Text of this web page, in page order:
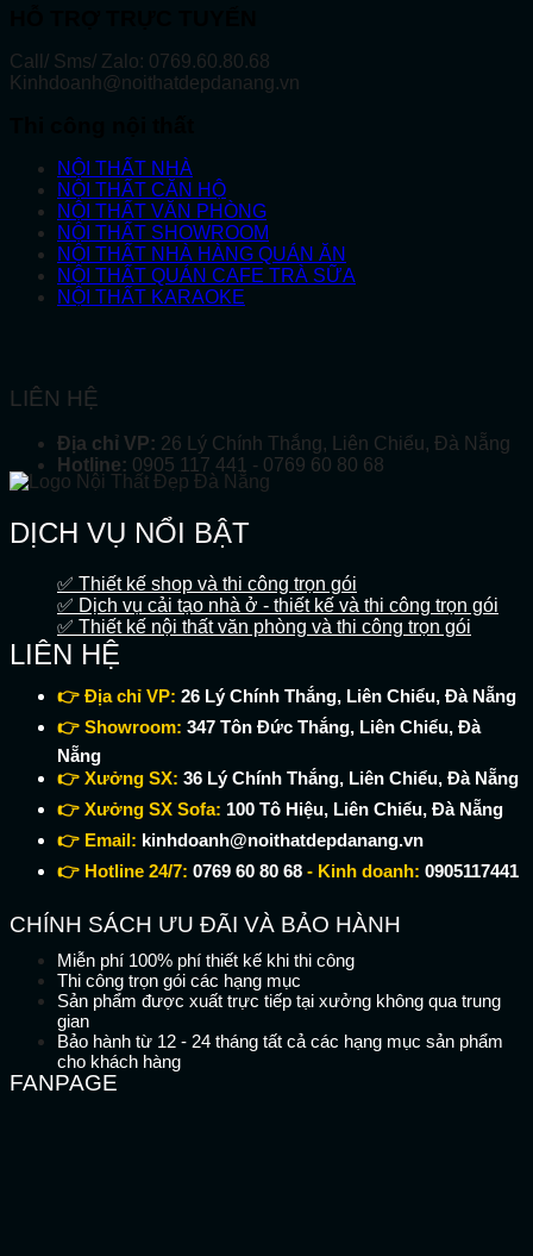
Call/ Sms/ Zalo: 0769.60.80.68
Kinhdoanh@noithatdepdanang.vn
NỘI THẤT NHÀ
NỘI THẤT CĂN HỘ
NỘI THẤT VĂN PHÒNG
NỘI THẤT SHOWROOM
NỘI THẤT NHÀ HÀNG QUÁN ĂN
NỘI THẤT QUÁN CAFE TRÀ SỮA
NỘI THẤT KARAOKE
LIÊN HỆ
Địa chỉ VP: 26 Lý Chính Thắng, Liên Chiểu, Đà Nẵng
Hotline: 0905 117 441 - 0769 60 80 68
DỊCH VỤ NỔI BẬT
✅ Thiết kế shop và thi công trọn gói
✅ Dịch vụ cải tạo nhà ở - thiết kế và thi công trọn gói
✅ Thiết kế nội thất văn phòng và thi công trọn gói
LIÊN HỆ
👉 Địa chỉ VP: 26 Lý Chính Thắng, Liên Chiểu, Đà Nẵng
👉 Showroom: 347 Tôn Đức Thắng, Liên Chiểu, Đà
Nẵng
👉 Xưởng SX: 36 Lý Chính Thắng, Liên Chiểu, Đà Nẵng
👉 Xưởng SX Sofa: 100 Tô Hiệu, Liên Chiểu, Đà Nẵng
👉 Email: kinhdoanh@noithatdepdanang.vn
👉 Hotline 24/7: 0769 60 80 68 - Kinh doanh: 0905117441
CHÍNH SÁCH ƯU ĐÃI VÀ BẢO HÀNH
Miễn phí 100% phí thiết kế khi thi công
Thi công trọn gói các hạng mục
Sản phẩm được xuất trực tiếp tại xưởng không qua trung
gian
Bảo hành từ 12 - 24 tháng tất cả các hạng mục sản phẩm
cho khách hàng
FANPAGE